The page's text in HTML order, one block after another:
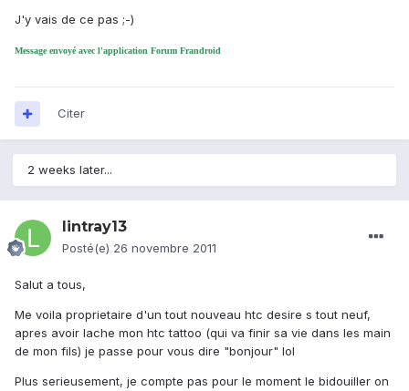
J'y vais de ce pas ;-)
Message envoyé avec l'application Forum Frandroid
Citer
2 weeks later...
lintray13
Posté(e) 26 novembre 2011
Salut a tous,
Me voila proprietaire d'un tout nouveau htc desire s tout neuf,
apres avoir lache mon htc tattoo (qui va finir sa vie dans les main
de mon fils) je passe pour vous dire "bonjour" lol
Plus serieusement, je compte pas pour le moment le bidouiller on